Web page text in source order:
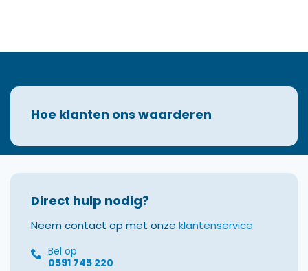
Hoe klanten ons waarderen
Direct hulp nodig?
Neem contact op met onze klantenservice
Bel op
0591 745 220